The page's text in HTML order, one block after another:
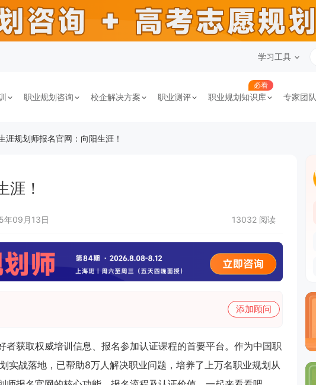
学习工具
职业规划咨询 校企解决方案 职业测评
必看
职业规划知识库 专家团队
涯规划师报名官网：向阳生涯！
涯！
13032 阅读
年09月13日
添加顾问
获取权威培训信息、报名参加认证课程的首要平台。作为中国职
实战落地，已帮助8万人解决职业问题，培养了上万名职业规划从